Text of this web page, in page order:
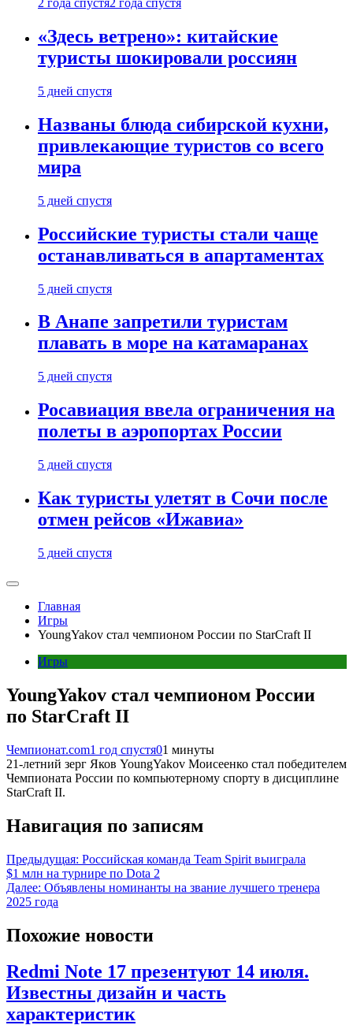
2 года спустя2 года спустя
«Здесь ветрено»: китайские
туристы шокировали россиян
5 дней спустя
Названы блюда сибирской кухни,
привлекающие туристов со всего
мира
5 дней спустя
Российские туристы стали чаще
останавливаться в апартаментах
5 дней спустя
В Анапе запретили туристам
плавать в море на катамаранах
5 дней спустя
Росавиация ввела ограничения на
полеты в аэропортах России
5 дней спустя
Как туристы улетят в Сочи после
отмен рейсов «Ижавиа»
5 дней спустя
Главная
Игры
YoungYakov стал чемпионом России по StarCraft II
Игры
YoungYakov стал чемпионом России
по StarCraft II
Чемпионат.com1 год спустя01 минуты
21-летний зерг Яков YoungYakov Моисеенко стал победителем
Чемпионата России по компьютерному спорту в дисциплине
StarCraft II.
Навигация по записям
Предыдущая: Российская команда Team Spirit выиграла
$1 млн на турнире по Dota 2
Далее: Объявлены номинанты на звание лучшего тренера
2025 года
Похожие новости
Redmi Note 17 презентуют 14 июля.
Известны дизайн и часть
характеристик